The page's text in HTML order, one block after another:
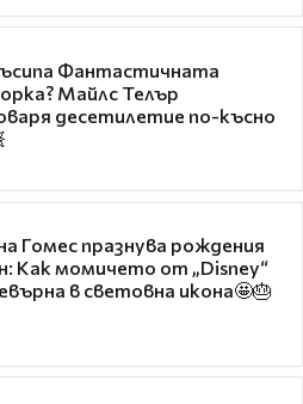
Фантастичната
Майлс Телър
десетилетие по-късно
Гомес празнува рождения
Как момичето от „Disney“
в световна икона🤩🎂